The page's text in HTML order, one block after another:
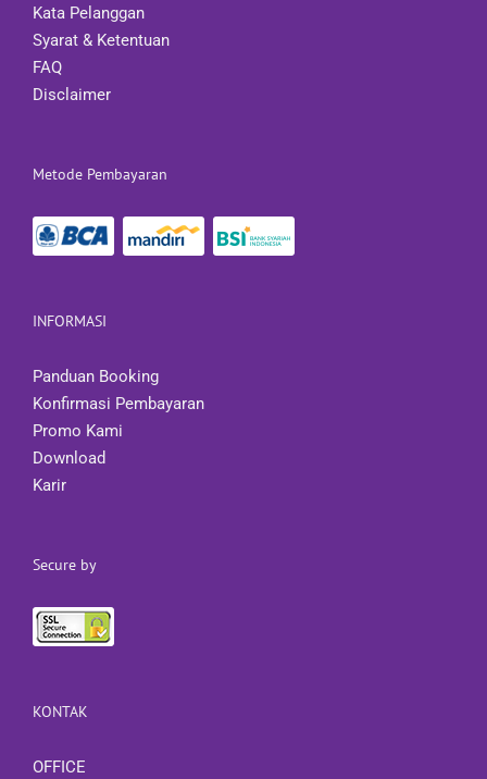
Kata Pelanggan
Syarat & Ketentuan
FAQ
Disclaimer
Metode Pembayaran
INFORMASI
Panduan Booking
Konfirmasi Pembayaran
Promo Kami
Download
Karir
Secure by
KONTAK
OFFICE